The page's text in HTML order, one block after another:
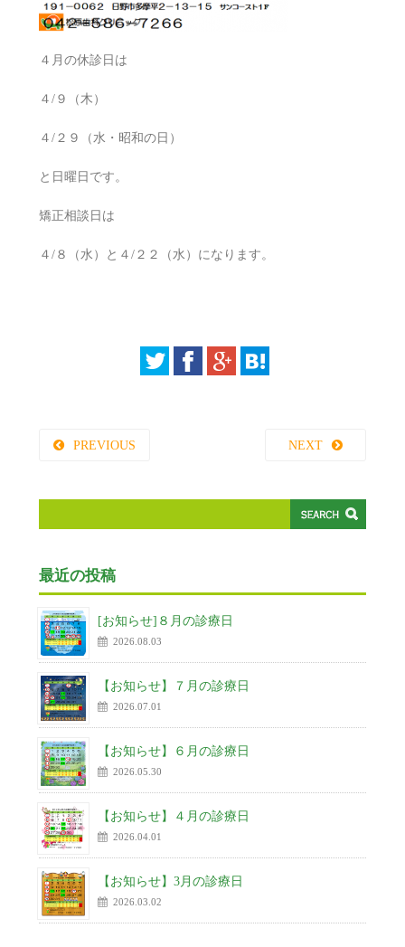
４月の休診日は
４/９（木）
４/２９（水・昭和の日）
と日曜日です。
矯正相談日は
４/８（水）と４/２２（水）になります。
PREVIOUS NEXT
最近の投稿
[お知らせ]８月の診療日
2026.08.03
【お知らせ】７月の診療日
2026.07.01
【お知らせ】６月の診療日
2026.05.30
【お知らせ】４月の診療日
2026.04.01
【お知らせ】3月の診療日
2026.03.02